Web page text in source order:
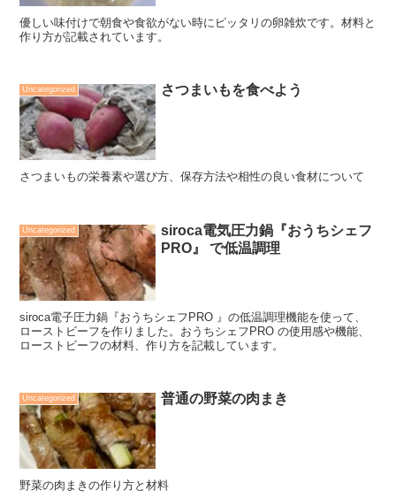
優しい味付けで朝食や食欲がない時にピッタリの卵雑炊です。材料と
作り方が記載されています。
Uncategorized さつまいもを食べよう
さつまいもの栄養素や選び方、保存方法や相性の良い食材について
Uncategorized
siroca電気圧力鍋『おうちシェフ
PRO』 で低温調理
siroca電子圧力鍋『おうちシェフPRO 』の低温調理機能を使って、
ローストビーフを作りました。おうちシェフPRO の使用感や機能、
ローストビーフの材料、作り方を記載しています。
Uncategorized 普通の野菜の肉まき
野菜の肉まきの作り方と材料